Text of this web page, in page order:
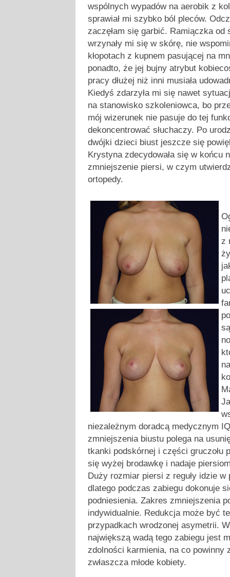
wspólnych wypadów na aerobik z
sprawiał mi szybko ból pleców.
zaczęłam się garbić. Ramiączka od
wrzynały mi się w skórę, nie
kłopotach z kupnem pasującej na
ponadto, że jej bujny atrybut
pracy dłużej niż inni musiała
Kiedyś zdarzyła mi się nawet
na stanowisko szkoleniowca, bo
mój wizerunek nie pasuje do tej
dekoncentrować słuchaczy. Po
dwójki dzieci biust jeszcze się
Krystyna zdecydowała się w końcu
zmniejszenie piersi, w czym
ortopedy.
z
niezależnym doradcą medycznym
zmniejszenia biustu polega na
tkanki podskórnej i części gruczołu
się wyżej brodawkę i nadaje
Duży rozmiar piersi z reguły idzie
dlatego podczas zabiegu dokonuje
podniesienia. Zakres zmniejszenia
indywidualnie. Redukcja może być
przypadkach wrodzonej asymetrii.
największą wadą tego zabiegu jest
zdolności karmienia, na co powinny
zwłaszcza młode kobiety.